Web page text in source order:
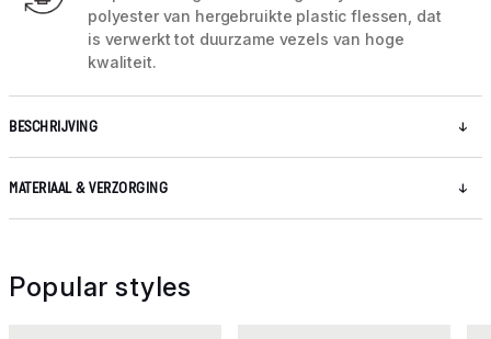
polyester van hergebruikte plastic flessen, dat
is verwerkt tot duurzame vezels van hoge
kwaliteit.
BESCHRIJVING
MATERIAAL & VERZORGING
Popular styles